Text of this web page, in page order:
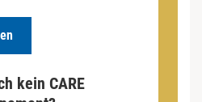
kein CARE